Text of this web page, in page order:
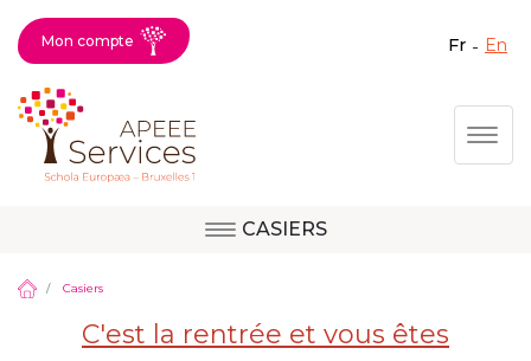
Aller
Fermer X
Question, avis,
demande, suggestion :
contactez le bon
Mon compte fr en
CASIERS
Casiers
C'est la rentrée et vous êtes